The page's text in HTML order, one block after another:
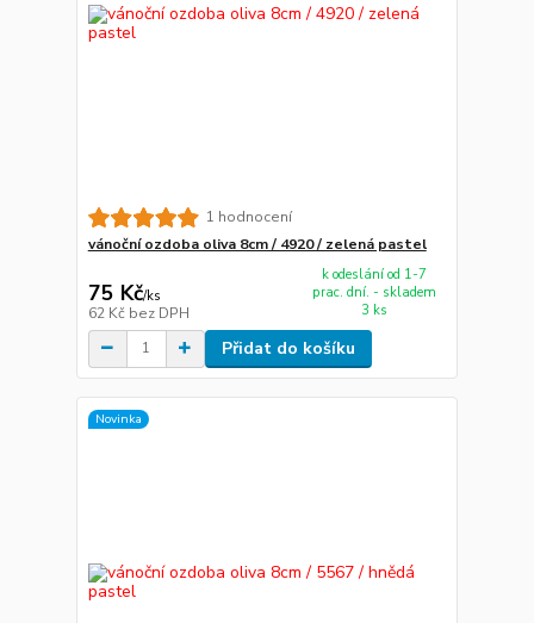
1 hodnocení
vánoční ozdoba oliva 8cm / 4920 / zelená pastel
75 Kč/ks
62 Kč bez DPH
k odeslání od 1-7
prac. dní. - skladem
3 ks
Přidat do košíku
Novinka